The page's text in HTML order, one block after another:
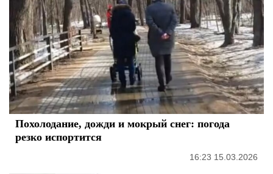
Похолодание, дожди и мокрый снег: погода
резко испортится
16:23 15.03.2026